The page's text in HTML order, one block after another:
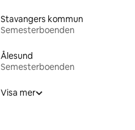
Stavangers kommun
Semesterboenden
Ålesund
Semesterboenden
Visa mer